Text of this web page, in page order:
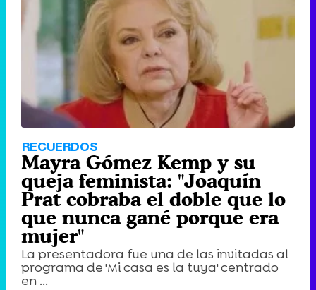
RECUERDOS
Mayra Gómez Kemp y su
queja feminista: "Joaquín
Prat cobraba el doble que lo
que nunca gané porque era
mujer"
La presentadora fue una de las invitadas al
programa de 'Mi casa es la tuya' centrado
en ...